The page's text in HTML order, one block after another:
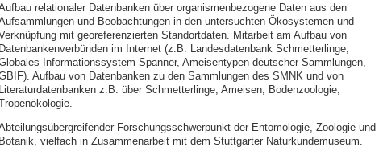
relationaler Datenbanken über organismenbezogene Daten aus den
und Beobachtungen in den untersuchten Ökosystemen und
mit georeferenzierten Standortdaten. Mitarbeit am Aufbau von
Datenbankenverbünden im Internet (z.B. Landesdatenbank Schmetterlinge,
Informationssystem Spanner, Ameisentypen deutscher Sammlungen,
Aufbau von Datenbanken zu den Sammlungen des SMNK und von
Literaturdatenbanken z.B. über Schmetterlinge, Ameisen, Bodenzoologie,
Forschungsschwerpunkt der Entomologie, Zoologie und
Botanik, vielfach in Zusammenarbeit mit dem Stuttgarter Naturkundemuseum.